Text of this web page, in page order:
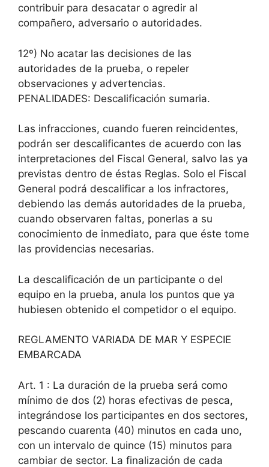
contribuir para desacatar o agredir al
compañero, adversario o autoridades.
12º) No acatar las decisiones de las
autoridades de la prueba, o repeler
observaciones y advertencias.
PENALIDADES: Descalificación sumaria.
Las infracciones, cuando fueren reincidentes,
podrán ser descalificantes de acuerdo con las
interpretaciones del Fiscal General, salvo las ya
previstas dentro de éstas Reglas. Solo el Fiscal
General podrá descalificar a los infractores,
debiendo las demás autoridades de la prueba,
cuando observaren faltas, ponerlas a su
conocimiento de inmediato, para que éste tome
las providencias necesarias.
La descalificación de un participante o del
equipo en la prueba, anula los puntos que ya
hubiesen obtenido el competidor o el equipo.
REGLAMENTO VARIADA DE MAR Y ESPECIE
EMBARCADA
Art. 1 : La duración de la prueba será como
mínimo de dos (2) horas efectivas de pesca,
integrándose los participantes en dos sectores,
pescando cuarenta (40) minutos en cada uno,
con un intervalo de quince (15) minutos para
cambiar de sector. La finalización de cada